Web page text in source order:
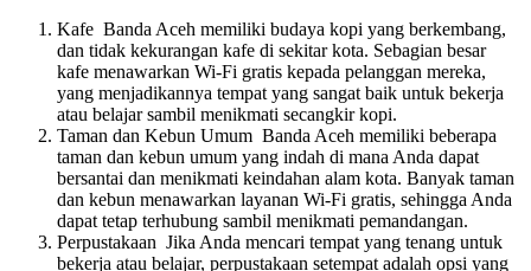
Kafe Banda Aceh memiliki budaya kopi yang berkembang,
dan tidak kekurangan kafe di sekitar kota. Sebagian besar
kafe menawarkan Wi-Fi gratis kepada pelanggan mereka,
yang menjadikannya tempat yang sangat baik untuk bekerja
atau belajar sambil menikmati secangkir kopi.
Taman dan Kebun Umum Banda Aceh memiliki beberapa
taman dan kebun umum yang indah di mana Anda dapat
bersantai dan menikmati keindahan alam kota. Banyak taman
dan kebun menawarkan layanan Wi-Fi gratis, sehingga Anda
dapat tetap terhubung sambil menikmati pemandangan.
Perpustakaan Jika Anda mencari tempat yang tenang untuk
bekerja atau belajar, perpustakaan setempat adalah opsi yang